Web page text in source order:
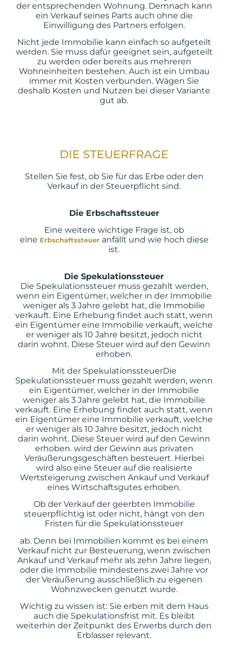
der entsprechenden Wohnung. Demnach kann
ein Verkauf seines Parts auch ohne die
Einwilligung des Partners erfolgen.
Nicht jede Immobilie kann einfach so aufgeteilt
werden. Sie muss dafür geeignet sein, aufgeteilt
zu werden oder bereits aus mehreren
Wohneinheiten bestehen. Auch ist ein Umbau
immer mit Kosten verbunden. Wägen Sie
deshalb Kosten und Nutzen bei dieser Variante
gut ab.
DIE STEUERFRAGE
Stellen Sie fest, ob Sie für das Erbe oder den
Verkauf in der Steuerpflicht sind.
Die Erbschaftssteuer
Eine weitere wichtige Frage ist, ob
eine Erbschaftssteuer anfällt und wie hoch diese
ist.
Die Spekulationssteuer
Die Spekulationssteuer muss gezahlt werden,
wenn ein Eigentümer, welcher in der Immobilie
weniger als 3 Jahre gelebt hat, die Immobilie
verkauft. Eine Erhebung findet auch statt, wenn
ein Eigentümer eine Immobilie verkauft, welche
er weniger als 10 Jahre besitzt, jedoch nicht
darin wohnt. Diese Steuer wird auf den Gewinn
erhoben.
Mit der SpekulationssteuerDie
Spekulationssteuer muss gezahlt werden, wenn
ein Eigentümer, welcher in der Immobilie
weniger als 3 Jahre gelebt hat, die Immobilie
verkauft. Eine Erhebung findet auch statt, wenn
ein Eigentümer eine Immobilie verkauft, welche
er weniger als 10 Jahre besitzt, jedoch nicht
darin wohnt. Diese Steuer wird auf den Gewinn
erhoben.wird der Gewinn aus privaten
Veräußerungsgeschäften besteuert. Hierbei
wird also eine Steuer auf die realisierte
Wertsteigerung zwischen Ankauf und Verkauf
eines Wirtschaftsgutes erhoben.
Ob der Verkauf der geerbten Immobilie
steuerpflichtig ist oder nicht, hängt von den
Fristen für die Spekulationssteuer
ab. Denn bei Immobilien kommt es bei einem
Verkauf nicht zur Besteuerung, wenn zwischen
Ankauf und Verkauf mehr als zehn Jahre liegen,
oder die Immobilie mindestens zwei Jahre vor
der Veräußerung ausschließlich zu eigenen
Wohnzwecken genutzt wurde.
Wichtig zu wissen ist: Sie erben mit dem Haus
auch die Spekulationsfrist mit. Es bleibt
weiterhin der Zeitpunkt des Erwerbs durch den
Erblasser relevant.